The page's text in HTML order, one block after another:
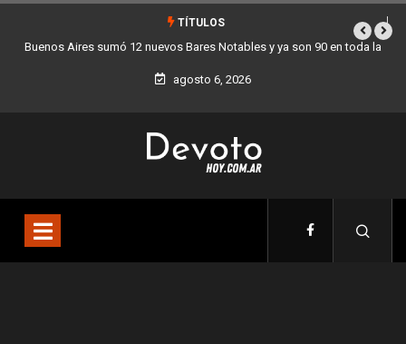
TÍTULOS
la Los stands móviles de la Ciudad llegan esta semana a Villa Devoto
agosto 6, 2026